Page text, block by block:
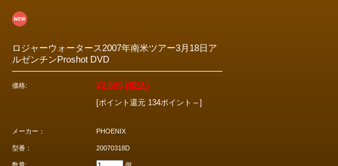
ロジャーウォータース2007年南米ツアー3月18日ア
ルゼンチンProshot DVD
価格: ¥2,685 (税込)
[ポイント還元 134ポイント～]
メーカー： PHOENIX
型番： 20070318D